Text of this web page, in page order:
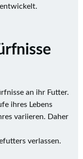
an ihr Futter.
ihres Lebens
variieren. Daher
verlassen.